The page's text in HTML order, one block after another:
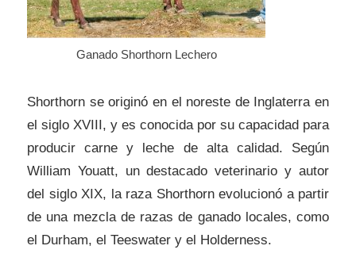
Ganado Shorthorn Lechero
Shorthorn se originó en el noreste de Inglaterra en
el siglo XVIII, y es conocida por su capacidad para
producir carne y leche de alta calidad. Según
William Youatt, un destacado veterinario y autor
del siglo XIX, la raza Shorthorn evolucionó a partir
de una mezcla de razas de ganado locales, como
el Durham, el Teeswater y el Holderness.